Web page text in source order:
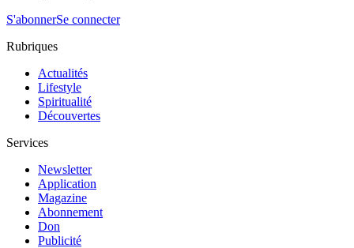
S'abonnerSe connecter
Rubriques
Actualités
Lifestyle
Spiritualité
Découvertes
Services
Newsletter
Application
Magazine
Abonnement
Don
Publicité